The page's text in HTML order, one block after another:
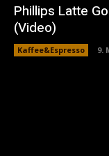
Phillips Latte
(Video)
Kaffee&Espresso 9.